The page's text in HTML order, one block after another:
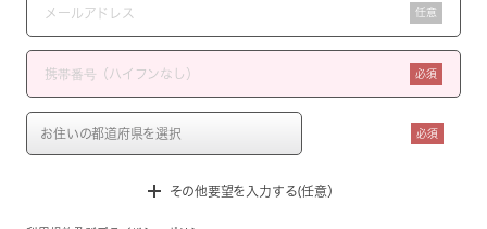
任意
必須
必須
その他要望を入力する(任意）